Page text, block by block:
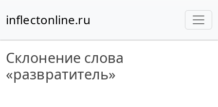
inflectonline.ru
Склонение слова
«развратитель»